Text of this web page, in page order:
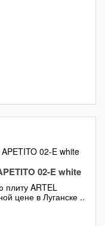
02-E white
плиту ARTEL
цене в Луганске ..